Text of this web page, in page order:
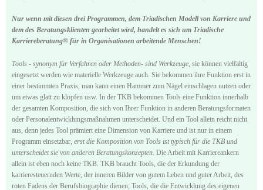
Nur wenn mit diesen drei Programmen, dem Triadischen Modell von Karriere und
dem des Beratungsklienten gearbeitet wird, handelt es sich um Triadische
Karriereberatung® für in Organisationen arbeitende Menschen!
Tools - synonym für Verfahren oder Methoden- sind Werkzeuge, sie können vielfältig
eingesetzt werden wie materielle Werkzeuge auch. Sie bekommen ihre Funktion erst in
einer bestimmten Praxis, man kann einen Hammer zum Nägel einschlagen nutzen oder
um etwas glatt zu klopfen usw. In der TKB bekommen Tools eine Funktion innerhalb
der gesamten Komposition, die sich von Ihrer Funktion in anderen Beratungsformaten
oder Personalentwicklungsmaßnahmen unterscheidet. Und ein Tool allein reicht nicht
aus, denn jedes Tool prämiert eine Dimension von Karriere und ist nur in einem
Programm einsetzbar, erst die Komposition von Tools ist typisch für die TKB und
unterscheidet sie von anderen Beratungskonzepten. Die Arbeit mit Karriereankern
allein ist eben noch keine TKB. TKB braucht Tools, die der Erkundung der
karrieresteuernden Werte, der inneren Bilder von gutem Leben und guter Arbeit, des
roten Fadens der Berufsbiographie dienen; Tools, die die Entwicklung des eigenen